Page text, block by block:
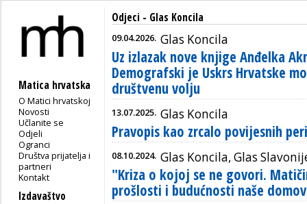
Matica hrvatska
O Matici hrvatskoj
Novosti
Učlanite se
Odjeli
Ogranci
Društva prijatelja i
partneri
Kontakt
Izdavaštvo
Odjeci - Glas Koncila
09.04.2026. Glas Koncila
Uz izlazak nove knjige Anđelka
Demografski je Uskrs Hrvatske
društvenu volju
13.07.2025. Glas Koncila
Pravopis kao zrcalo povijesnih
08.10.2024. Glas Koncila, Glas
"Kriza o kojoj se ne govori.
prošlosti i budućnosti naše